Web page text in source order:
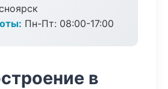
Пн-Пт: 08:00-17:00
в